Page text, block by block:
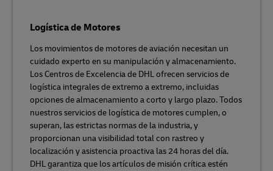
Logística de Motores
Los movimientos de motores de aviación necesitan un
cuidado experto en su manipulación y almacenamiento.
Los Centros de Excelencia de DHL ofrecen servicios de
logística integrales de extremo a extremo, incluidas
opciones de almacenamiento a corto y largo plazo. Todos
nuestros servicios de logística de motores cumplen, o
superan, las estrictas normas de la industria, y
proporcionan una visibilidad total con rastreo y
localización y asistencia proactiva las 24 horas del día.
DHL garantiza que los artículos de misión crítica estén